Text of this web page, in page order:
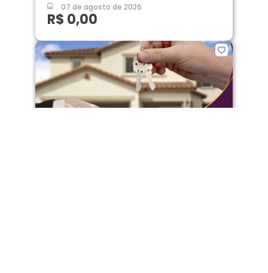
07 de agosto de 2026
R$ 0,00